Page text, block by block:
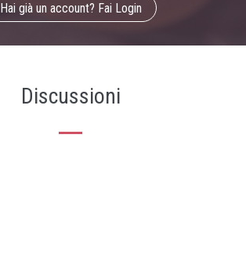
Hai già un account? Fai Login
Discussioni